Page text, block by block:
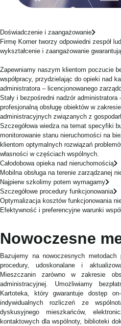
Doświadczenie i zaangażowanie
Firmę Korner tworzy odpowiedni zespół
wykształcenie i zaangażowanie
Zapewniamy naszym klientom poczucie
współpracy, przydzielając do opieki nad
administratora – licencjonowanego
Stały i bezpośredni nadzór administratora
profesjonalną obsługę obiektów w
administracyjnych związanych z
Szczegółowa wiedza na temat specyfiki
monitorowanie stanu nieruchomości na
klientom optymalnych rozwiązań
własności w częściach wspólnych.
Całodobowa opieka nad nieruchomością
Mobilna obsługa na terenie zarządzanej
Najpierw szkolimy potem wymagamy
Szczegółowe procedury funkcjonowania
Optymalizacja kosztów funkcjonowania
Efektywność i preferencyjne warunki
Nowoczesne
Bazujemy na nowoczesnych metodach
procedury, udoskonalane i
Mieszczanin zarówno w zakresie
administracyjnej. Umożliwiamy
Kartoteka, który gwarantuje dostęp
indywidualnych rozliczeń ze
dyskusyjnego mieszkańców,
kontaktowych dla wspólnoty, biblioteki